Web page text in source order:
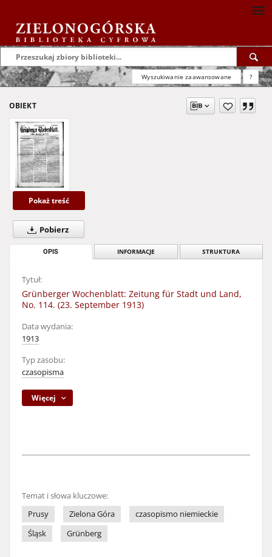
Wyszukiwanie zaawansowane ?
OBIEKT
Pokaż treść
Pobierz
OPIS INFORMACJE STRUKTURA
Tytuł:
Grünberger Wochenblatt: Zeitung für Stadt und Land,
No. 114. (23. September 1913)
Data wydania:
1913
Typ zasobu:
czasopisma
Więcej
Temat i słowa kluczowe:
Prusy
Zielona Góra
czasopismo niemieckie
Śląsk
Grünberg